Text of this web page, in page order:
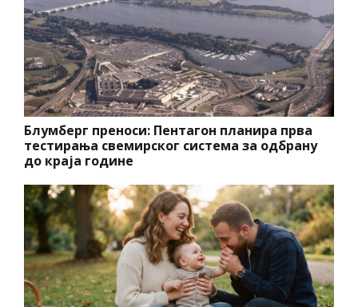
Блумберг преноси: Пентагон планира прва
тестирања свемирског система за одбрану
до краја године